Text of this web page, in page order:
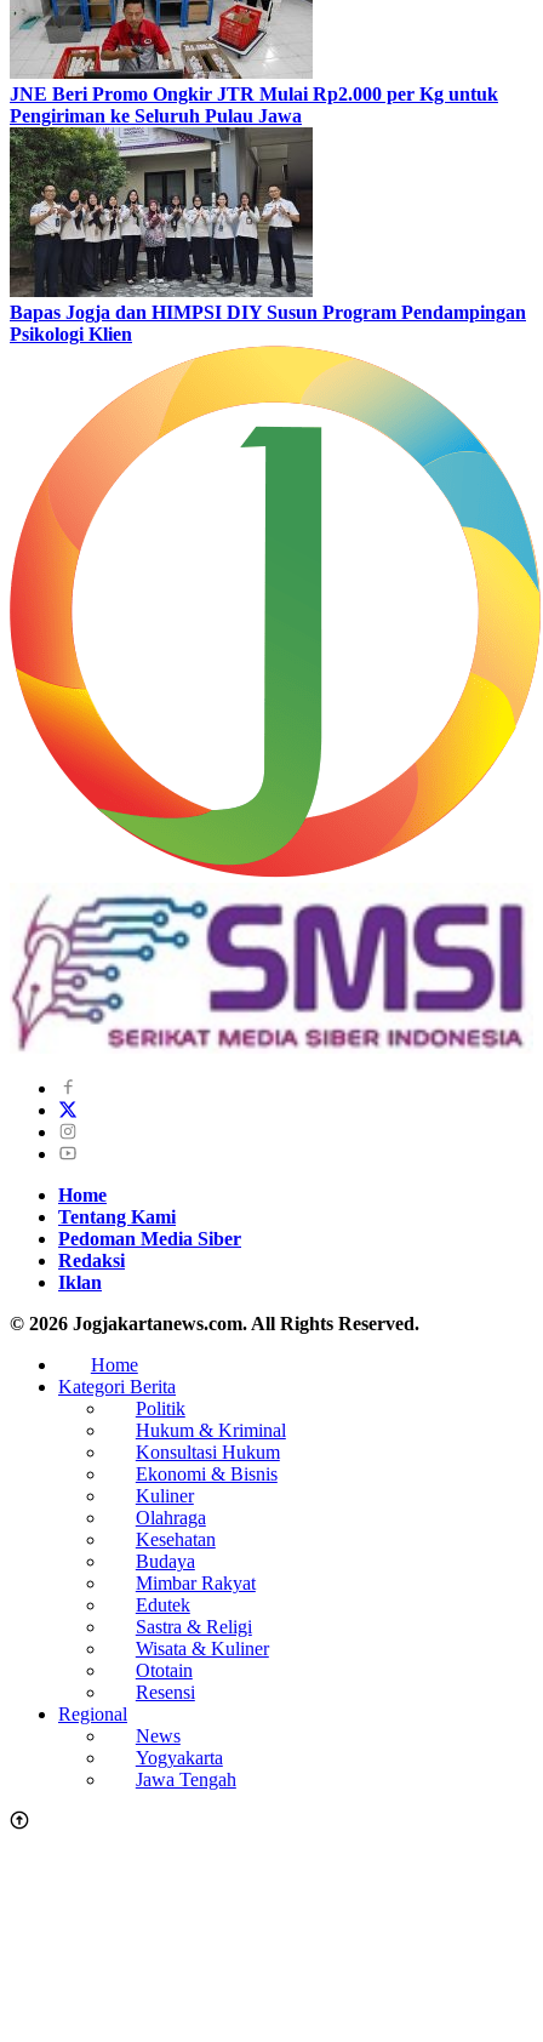
JNE Beri Promo Ongkir JTR Mulai Rp2.000 per Kg untuk
Pengiriman ke Seluruh Pulau Jawa
Bapas Jogja dan HIMPSI DIY Susun Program Pendampingan
Psikologi Klien
Home
Tentang Kami
Pedoman Media Siber
Redaksi
Iklan
© 2026 Jogjakartanews.com. All Rights Reserved.
Home
Kategori Berita
Politik
Hukum & Kriminal
Konsultasi Hukum
Ekonomi & Bisnis
Kuliner
Olahraga
Kesehatan
Budaya
Mimbar Rakyat
Edutek
Sastra & Religi
Wisata & Kuliner
Ototain
Resensi
Regional
News
Yogyakarta
Jawa Tengah